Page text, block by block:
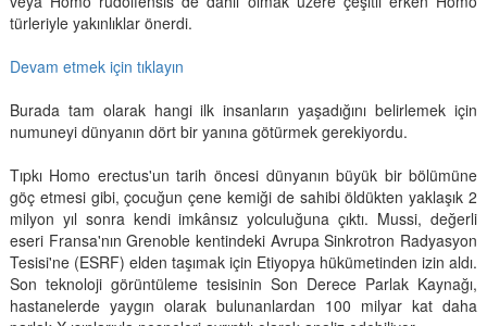
türleriyle yakınlıklar önerdi.
Devam etmek için tıklayın
Burada tam olarak hangi ilk insanların yaşadığını belirlemek için
numuneyi dünyanın dört bir yanına götürmek gerekiyordu.
Tıpkı Homo erectus'un tarih öncesi dünyanın büyük bir bölümüne
göç etmesi gibi, çocuğun çene kemiği de sahibi öldükten yaklaşık 2
milyon yıl sonra kendi imkânsız yolculuğuna çıktı. Mussi, değerli
eseri Fransa'nın Grenoble kentindeki Avrupa Sinkrotron Radyasyon
Tesisi'ne (ESRF) elden taşımak için Etiyopya hükümetinden izin aldı.
Son teknoloji görüntüleme tesisinin Son Derece Parlak Kaynağı,
hastanelerde yaygın olarak bulunanlardan 100 milyar kat daha